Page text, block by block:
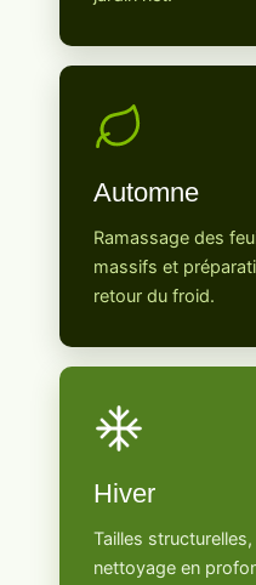
Automne
Ramassage des
massifs et
retour du froid.
Hiver
Tailles
nettoyage en